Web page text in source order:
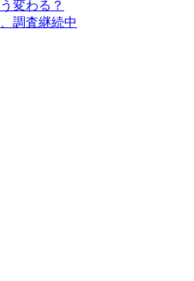
変わる？
調査継続中